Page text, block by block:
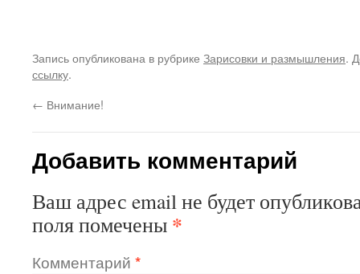
Запись опубликована в рубрике Зарисовки и размышления.
ссылку.
← Внимание!
Добавить комментарий
Ваш адрес email не будет
поля помечены *
Комментарий *